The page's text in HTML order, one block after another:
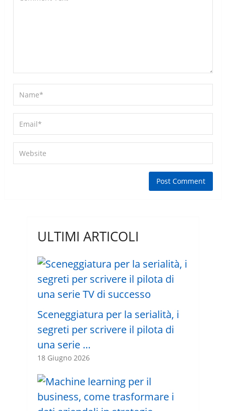
ULTIMI ARTICOLI
Sceneggiatura per la serialità, i
segreti per scrivere il pilota di
una serie …
18 Giugno 2026